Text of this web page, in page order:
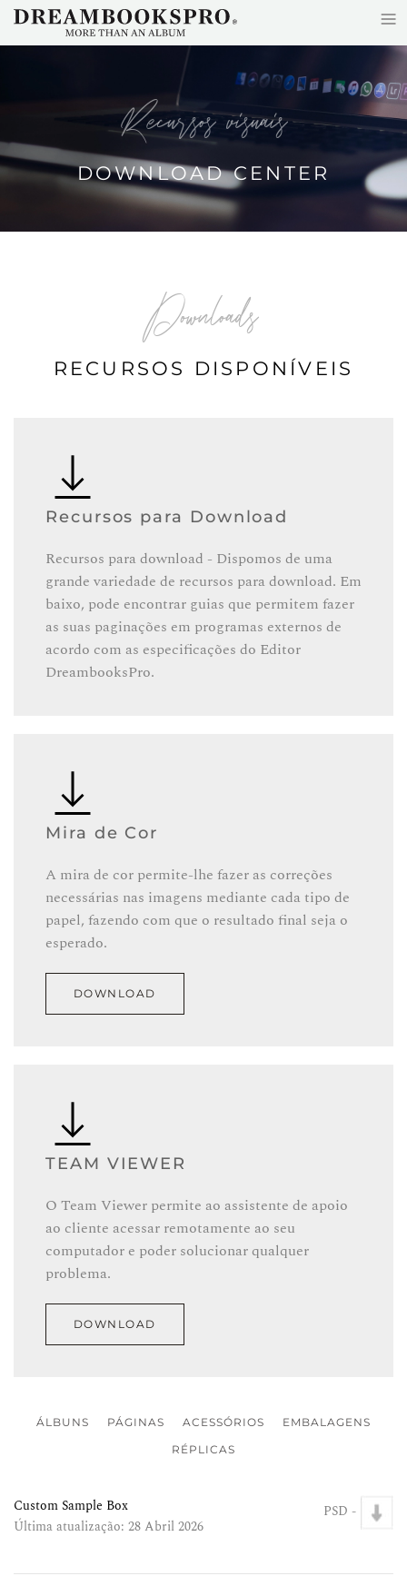
Skip to main content
Recursos visuais
DOWNLOAD CENTER
Downloads
RECURSOS DISPONÍVEIS
Recursos para Download
Recursos para download - Dispomos de uma
grande variedade de recursos para download. Em
baixo, pode encontrar guias que permitem fazer
as suas paginações em programas externos de
acordo com as especificações do Editor
DreambooksPro.
Mira de Cor
A mira de cor permite-lhe fazer as correções
necessárias nas imagens mediante cada tipo de
papel, fazendo com que o resultado final seja o
esperado.
DOWNLOAD
TEAM VIEWER
O Team Viewer permite ao assistente de apoio
ao cliente acessar remotamente ao seu
computador e poder solucionar qualquer
problema.
DOWNLOAD
ÁLBUNS PÁGINAS ACESSÓRIOS
EMBALAGENS
RÉPLICAS
Custom Sample Box
Última atualização: 28 Abril 2026
PSD -
≡